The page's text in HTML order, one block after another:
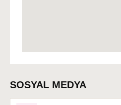
SOSYAL MEDYA